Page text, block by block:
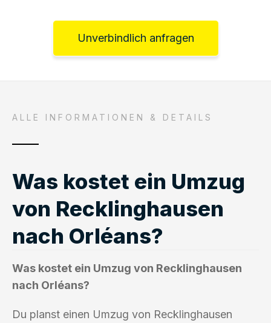
Unverbindlich anfragen
ALLE INFORMATIONEN & DETAILS
Was kostet ein Umzug
von Recklinghausen
nach Orléans?
Was kostet ein Umzug von Recklinghausen
nach Orléans?
Du planst einen Umzug von Recklinghausen